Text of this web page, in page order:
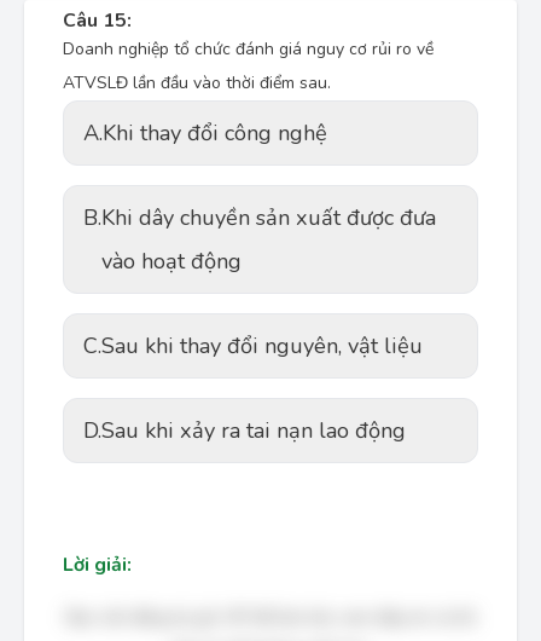
Câu 15:
Doanh nghiệp tổ chức đánh giá nguy cơ rủi ro về
ATVSLĐ lần đầu vào thời điểm sau.
A.Khi thay đổi công nghệ
B.Khi dây chuyền sản xuất được đưa
vào hoạt động
C.Sau khi thay đổi nguyên, vật liệu
D.Sau khi xảy ra tai nạn lao động
Lời giải: